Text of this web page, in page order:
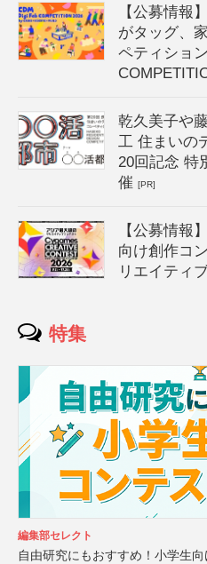
【公募情報
がタッグ、
ペティショ
乾久美子や
工 住まいの
20回記念 特
催[PR]
【公募情報
向け創作コ
リエイティ
特集
編集部セレクト
自由研究にもおすすめ！小学生